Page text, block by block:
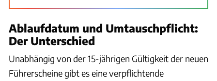
Ablaufdatum und Umtauschpflicht:
Der Unterschied
Unabhängig von der 15-jährigen Gültigkeit der neuen
Führerscheine gibt es eine verpflichtende